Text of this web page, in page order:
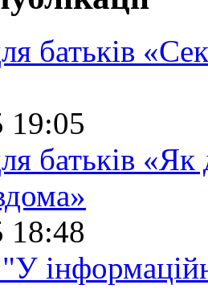
батьків
19:05
батьків
18:48